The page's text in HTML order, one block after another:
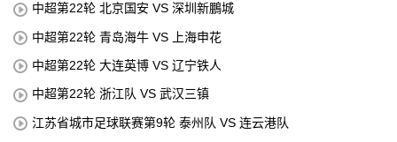
中超第22轮 北京国安 VS 深圳新鵬城
中超第22轮 青岛海牛 VS 上海申花
中超第22轮 大连英博 VS 辽宁铁人
中超第22轮 浙江队 VS 武汉三镇
江苏省城市足球联赛第9轮 泰州队 VS 连云港队